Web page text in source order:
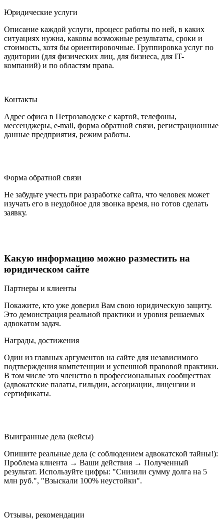
Юридические услуги
Описание каждой услуги, процесс работы по ней, в каких
ситуациях нужна, каковы возможные результаты, сроки и
стоимость, хотя бы ориентировочные. Группировка услуг по
аудитории (для физических лиц, для бизнеса, для IT-
компаний) и по областям права.
Контакты
Адрес офиса в Петрозаводске с картой, телефоны,
мессенджеры, e-mail, форма обратной связи, регистрационные
данные предприятия, режим работы.
Форма обратной связи
Не забудьте учесть при разработке сайта, что человек может
изучать его в неудобное для звонка время, но готов сделать
заявку.
Какую информацию можно разместить на
юридическом сайте
Партнеры и клиенты
Покажите, кто уже доверил Вам свою юридическую защиту.
Это демонстрация реальной практики и уровня решаемых
адвокатом задач.
Награды, достижения
Один из главных аргументов на сайте для независимого
подтверждения компетенции и успешной правовой практики.
В том числе это членство в профессиональных сообществах
(адвокатские палаты, гильдии, ассоциации, лицензии и
сертификаты.
Выигранные дела (кейсы)
Опишите реальные дела (с соблюдением адвокатской тайны!):
Проблема клиента → Ваши действия → Полученный
результат. Используйте цифры: "Снизили сумму долга на 5
млн руб.", "Взыскали 100% неустойки".
Отзывы, рекомендации